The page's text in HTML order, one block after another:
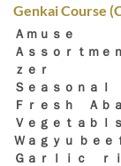
Genkai Course
Ａｍｕｓｅ
Ａｓｓｏｒｔｍ
ｚｅｒ
Ｓｅａｓｏｎａｌ
Ｆｒｅｓｈ Ａｂ
Ｖｅｇｅｔａｂｌｓ
Ｗａｇｙｕ ｂｅｅ
Ｇａｒｌｉｃ ｒ